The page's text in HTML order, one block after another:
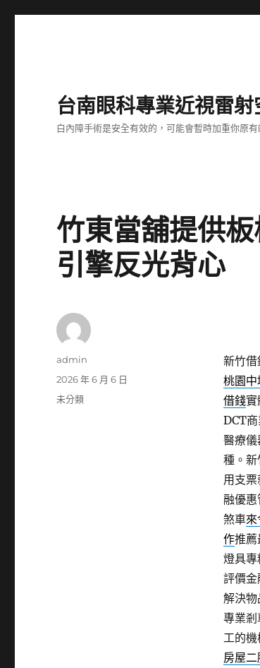
台南眼科專業近視雷射
白內障手術是安全有效的，可能會暫時加重你原
竹東當舖提供
引擎反光背心
新竹
桃園
借錢實
DCT
醫療
種。
用支
融優惠
煞車來
作推薦
燈具
評價
解決
專業剎
工的機
房屋二
作
admin
發
佈
2026 年 6 月 6 日
分
未分類